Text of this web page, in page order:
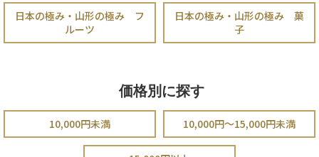
日本の極み・山形の極み フ
ルーツ
日本の極み・山形の極み 菓
子
価格別に探す
10,000円未満 10,000円～15,000円未満